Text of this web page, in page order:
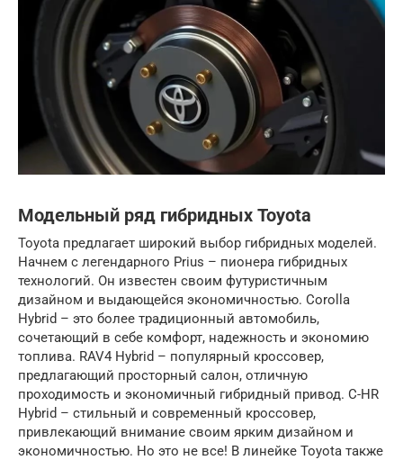
Модельный ряд гибридных Toyota
Toyota предлагает широкий выбор гибридных моделей.
Начнем с легендарного Prius – пионера гибридных
технологий. Он известен своим футуристичным
дизайном и выдающейся экономичностью. Corolla
Hybrid – это более традиционный автомобиль,
сочетающий в себе комфорт, надежность и экономию
топлива. RAV4 Hybrid – популярный кроссовер,
предлагающий просторный салон, отличную
проходимость и экономичный гибридный привод. C-HR
Hybrid – стильный и современный кроссовер,
привлекающий внимание своим ярким дизайном и
экономичностью. Но это не все! В линейке Toyota также